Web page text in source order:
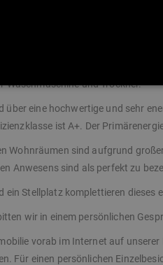
eine große Badewanne, eine
sorgt auch hier für perfekte
befinden sich der ca. 22,30 m²
Hauswirtschaftsraum. Der HWR
Waschmaschine und Trockner.
über eine hochwertige und sehr
ist A+. Der
Wohnräumen sind aufgrund
Anwesens sind als perfekt zu
ein Stellplatz komplettieren dieses
wir in einem persönlichen
vorab im Internet auf
Für einen persönlichen